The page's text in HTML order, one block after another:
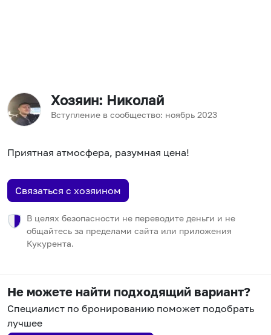
Хозяин: Николай
Вступление в сообщество: ноябрь 2023
Приятная атмосфера, разумная цена!
Связаться с хозяином
В целях безопасности не переводите деньги и не
общайтесь за пределами сайта или приложения
Кукурента.
Не можете найти подходящий вариант?
Специалист по бронированию поможет подобрать
лучшее